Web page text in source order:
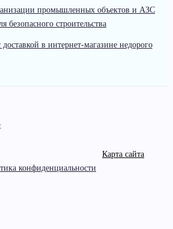
промышленных объектов и АЗС
безопасного строительства
в интернет-магазине недорого
Карта сайта
конфиденциальности